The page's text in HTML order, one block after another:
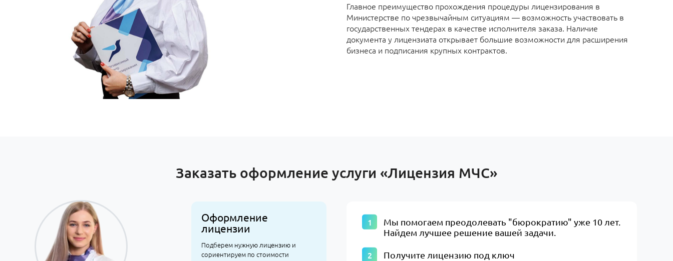
Главное преимущество прохождения процедуры лицензирования в
Министерстве по чрезвычайным ситуациям — возможность участвовать в
государственных тендерах в качестве исполнителя заказа. Наличие
документа у лицензиата открывает большие возможности для расширения
бизнеса и подписания крупных контрактов.
Заказать оформление услуги «Лицензия МЧС»
Оформление
лицензии
Подберем нужную лицензию и
сориентируем по стоимости
​Мы помогаем преодолевать "бюрократию" уже 10 лет.
Найдем лучшее решение вашей задачи.​
Получите лицензию под ключ